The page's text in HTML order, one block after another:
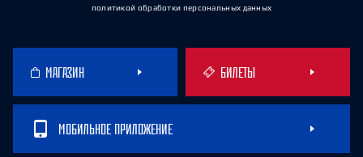
политикой обработки персональных данных
МАГАЗИН БИЛЕТЫ
МОБИЛЬНОЕ ПРИЛОЖЕНИЕ